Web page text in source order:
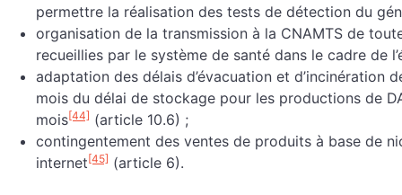
permettre la réalisation des tests de détection du
organisation de la transmission à la CNAMTS de
recueillies par le système de santé dans le cadre de
adaptation des délais d’évacuation et d’incinération
mois du délai de stockage pour les productions de
mois[44] (article 10.6) ;
contingentement des ventes de produits à base de
internet[45] (article 6).